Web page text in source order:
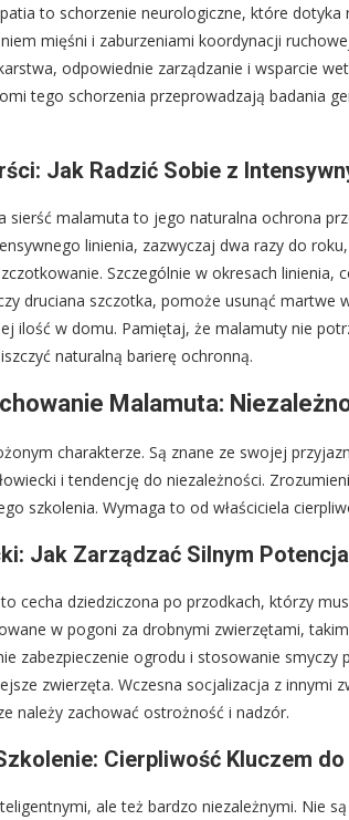
to schorzenie neurologiczne, które
mięśni i zaburzeniami koordynacji
odpowiednie zarządzanie i wsparcie
tego schorzenia przeprowadzają badania
Jak Radzić Sobie z
sierść malamuta to jego naturalna ochrona
linienia, zazwyczaj dwa razy do
Szczególnie w okresach linienia,
druciana szczotka, pomoże usunąć martwe
ilość w domu. Pamiętaj, że malamuty nie
naturalną barierę ochronną.
Malamuta:
charakterze. Są znane ze swojej
i tendencję do niezależności.
szkolenia. Wymaga to od właściciela
Jak Zarządzać Silnym
to cecha dziedziczona po przodkach, którzy
w pogoni za drobnymi zwierzętami,
zabezpieczenie ogrodu i stosowanie smyczy
zwierzęta. Wczesna socjalizacja z innymi
należy zachować ostrożność i nadzór.
Cierpliwość Kluczem
ale też bardzo niezależnymi. Nie